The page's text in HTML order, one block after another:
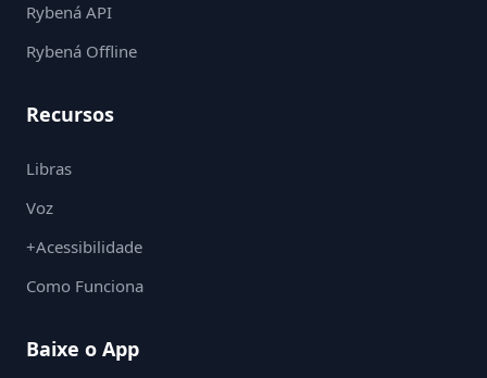
Rybená API
Rybená Offline
Recursos
Libras
Voz
+Acessibilidade
Como Funciona
Baixe o App